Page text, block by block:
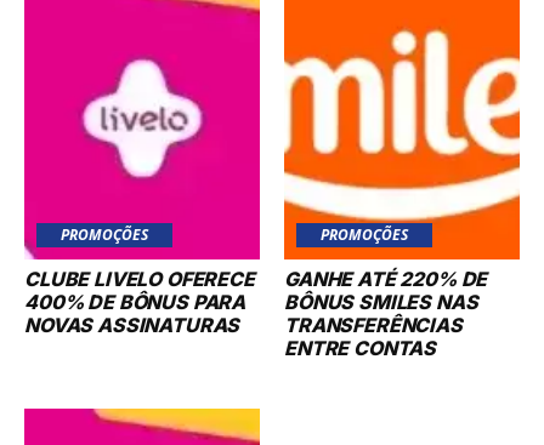
PROMOÇÕES
CLUBE LIVELO OFERECE
400% DE BÔNUS PARA
NOVAS ASSINATURAS
PROMOÇÕES
GANHE ATÉ 220% DE
BÔNUS SMILES NAS
TRANSFERÊNCIAS
ENTRE CONTAS